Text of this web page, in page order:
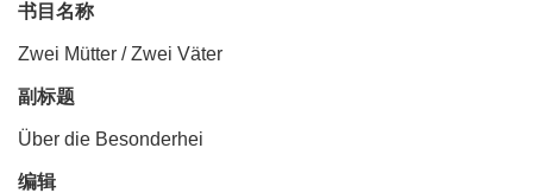
书目名称
Zwei Mütter / Zwei Väter
副标题
Über die Besonderhei
编辑